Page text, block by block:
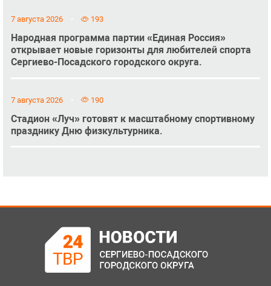
7 августа 2026 193
Народная программа партии «Единая Россия»
открывает новые горизонты для любителей спорта
Сергиево-Посадского городского округа.
7 августа 2026 190
Стадион «Луч» готовят к масштабному спортивному
празднику Дню физкультурника.